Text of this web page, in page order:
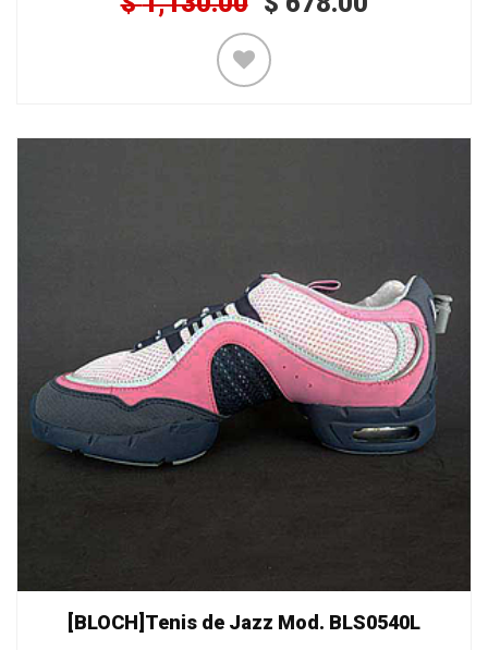
[BLOCH]Tenis de Jazz Mod. BLS0540L